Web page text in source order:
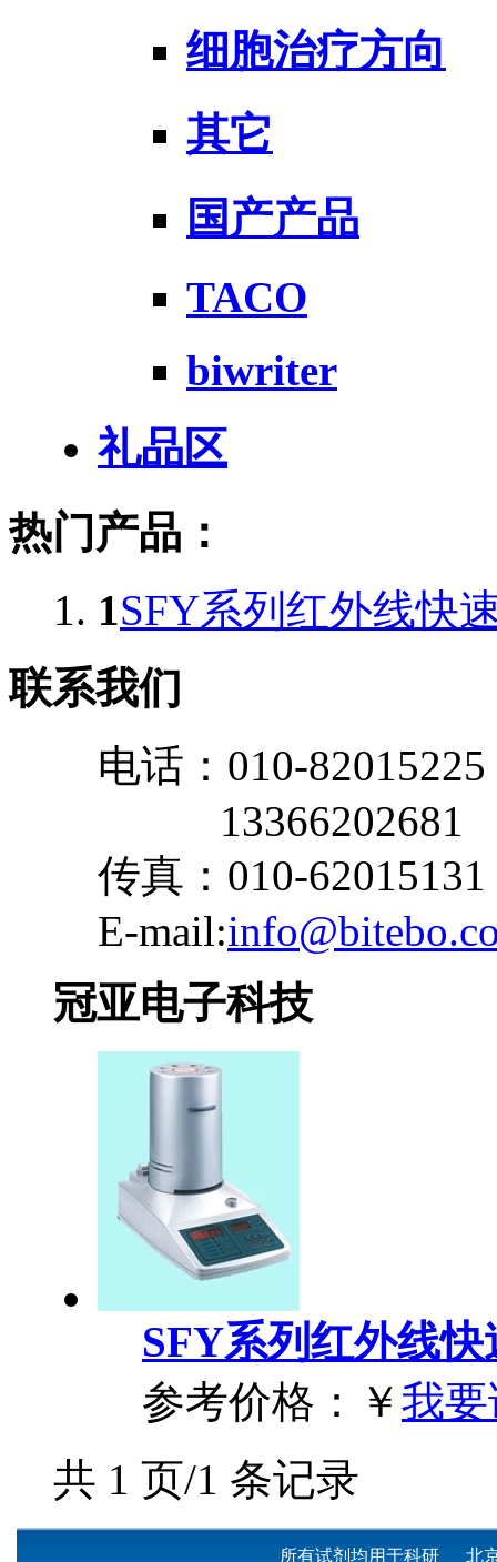
细胞治疗方向
其它
国产产品
TACO
biwriter
礼品区
热门产品：
1 SFY系列红外线快
联系我们
电话：010-82015225
13366202681
传真：010-62015131
E-mail:
冠亚电子科技
SFY系列红外线
参考价格：
￥我
共 1 页/1 条记录
所有试剂均用于科研 北